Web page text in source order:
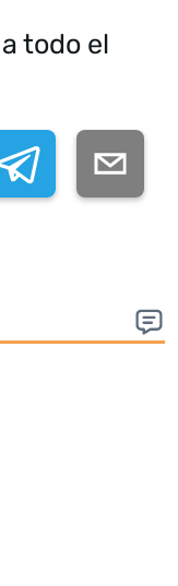
todo el